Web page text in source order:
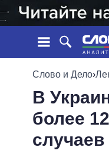
ЛЕНТА
СОБЫТИЯ
СТАТЬИ
МНЕНИЯ
ВСЕ ПОЛИТИКИ
Слово и Дело›
В
более